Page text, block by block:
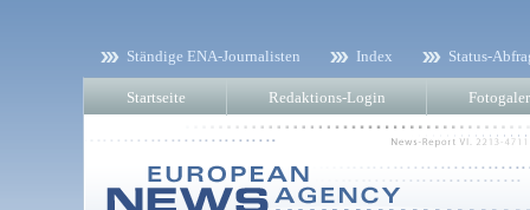
Ständige ENA-Journalisten Index Status-
Startseite Redaktions-Login